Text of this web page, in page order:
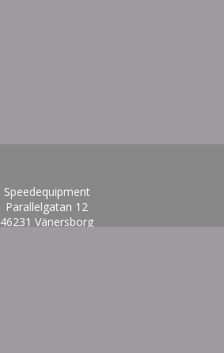
Speedequipment
Parallelgatan 12
46231 Vänersborg